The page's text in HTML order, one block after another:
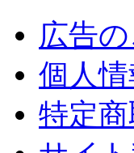
広告
個人
特定